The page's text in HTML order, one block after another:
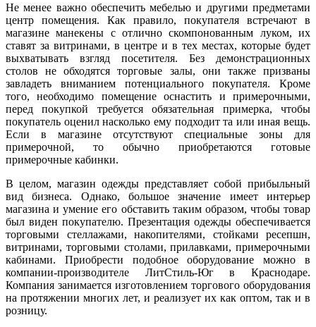
Не менее важно обеспечить мебелью и другими предметами
центр помещения. Как правило, покупателя встречают в
магазине манекены с отлично скомпонованным луком, их
ставят за витринами, в центре и в тех местах, которые будет
выхватывать взгляд посетителя. Без демонстрационных
столов не обходятся торговые залы, они также призваны
завладеть вниманием потенциального покупателя. Кроме
того, необходимо помещение оснастить и примерочными,
перед покупкой требуется обязательная примерка, чтобы
покупатель оценил насколько ему подходит та или иная вещь.
Если в магазине отсутствуют специальные зоны для
примерочной, то обычно приобретаются готовые
примерочные кабинки.
В целом, магазин одежды представляет собой прибыльный
вид бизнеса. Однако, большое значение имеет интерьер
магазина и умение его обставить таким образом, чтобы товар
был виден покупателю. Презентация одежды обеспечивается
торговыми стеллажами, накопителями, стойками ресепшн,
витринами, торговыми столами, прилавками, примерочными
кабинами. Приобрести подобное оборудование можно в
компании-производителе ЛитСтиль-Юг в Краснодаре.
Компания занимается изготовлением торгового оборудования
на протяжении многих лет, и реализует их как оптом, так и в
розницу.